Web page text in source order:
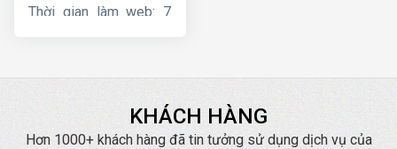
Thời gian làm web: 7
KHÁCH HÀNG
Hơn 1000+ khách hàng đã tin tưởng sử dụng dịch vụ của